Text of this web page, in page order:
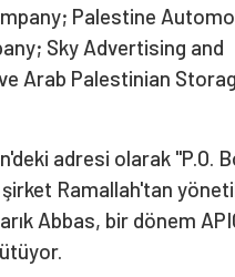
Palestine
Sky Advertising and
Arab Palestinian
adresi olarak "P.O.
Ramallah'tan
Abbas, bir dönem